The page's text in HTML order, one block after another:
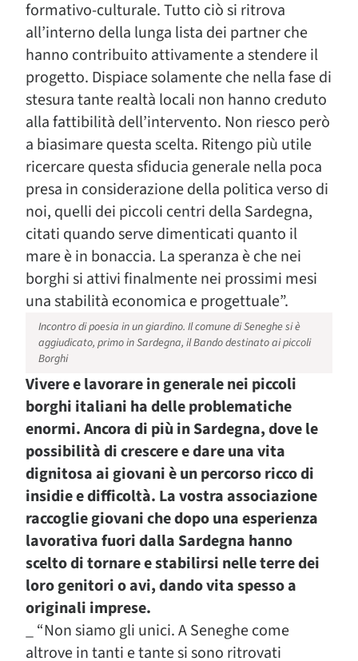
formativo-culturale. Tutto ciò si ritrova
all’interno della lunga lista dei partner che
hanno contribuito attivamente a stendere il
progetto. Dispiace solamente che nella fase di
stesura tante realtà locali non hanno creduto
alla fattibilità dell’intervento. Non riesco però
a biasimare questa scelta. Ritengo più utile
ricercare questa sfiducia generale nella poca
presa in considerazione della politica verso di
noi, quelli dei piccoli centri della Sardegna,
citati quando serve dimenticati quanto il
mare è in bonaccia. La speranza è che nei
borghi si attivi finalmente nei prossimi mesi
una stabilità economica e progettuale”.
Incontro di poesia in un giardino. Il comune di Seneghe si è
aggiudicato, primo in Sardegna, il Bando destinato ai piccoli
Borghi
Vivere e lavorare in generale nei piccoli
borghi italiani ha delle problematiche
enormi. Ancora di più in Sardegna, dove le
possibilità di crescere e dare una vita
dignitosa ai giovani è un percorso ricco di
insidie e difficoltà. La vostra associazione
raccoglie giovani che dopo una esperienza
lavorativa fuori dalla Sardegna hanno
scelto di tornare e stabilirsi nelle terre dei
loro genitori o avi, dando vita spesso a
originali imprese.
_ “Non siamo gli unici. A Seneghe come
altrove in tanti e tante si sono ritrovati